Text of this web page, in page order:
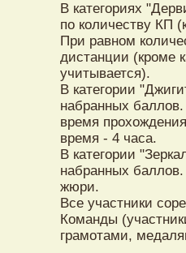
В категориях
по количеству КП
При равном
дистанции (кроме
учитывается).
В категории
набранных
время
время - 4 часа.
В категории
набранных
жюри.
Все участники
Команды
грамотами,